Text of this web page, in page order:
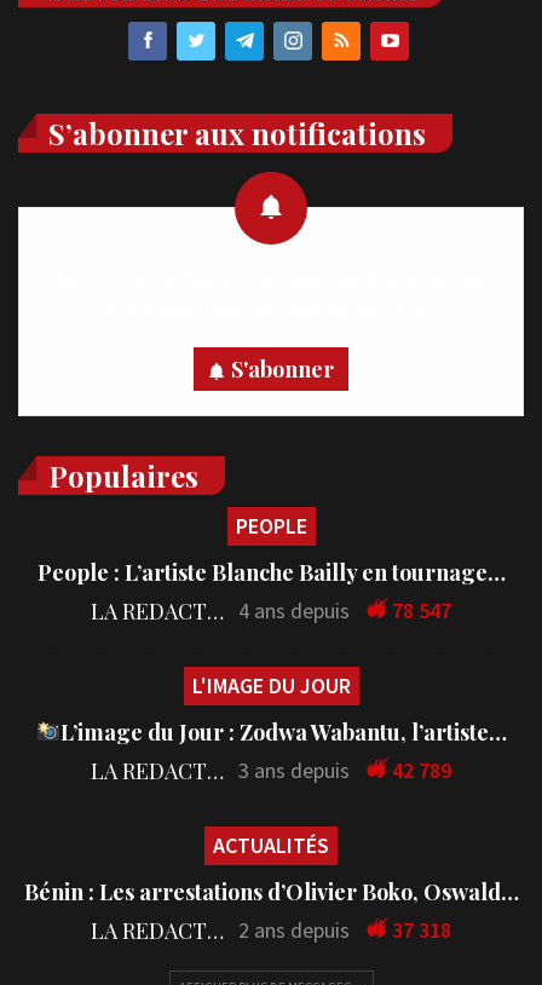
S’abonner aux notifications
S'abonner
Populaires
PEOPLE
People : L’artiste Blanche Bailly en tournage…
LA REDACTION 4 ans depuis 78 547
L'IMAGE DU JOUR
L’image du Jour : Zodwa Wabantu, l’artiste…
LA REDACTION 3 ans depuis 42 789
ACTUALITÉS
Bénin : Les arrestations d’Olivier Boko, Oswald…
LA REDACTION 2 ans depuis 37 318